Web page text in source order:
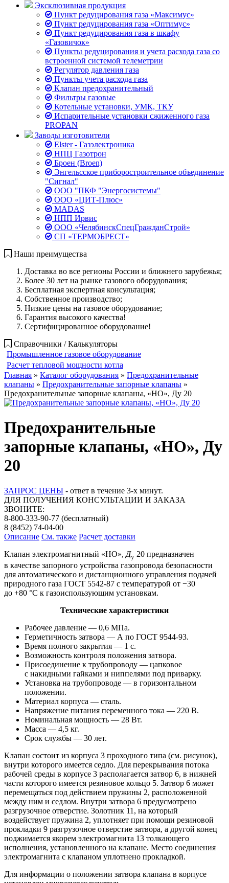
Эксклюзивная продукция
Пункт редуцирования газа «Максимус»
Пункт редуцирования газа «Оптимус»
Пункт редуцирования газа в шкафу
«Газовичок»
Пункты редуцирования и учета расхода газа со
встроенной системой телеметрии
Регулятор давления газа
Пункты учета расхода газа
Клапан предохранительный
Фильтры газовые
Котельные установки, УМК, ТКУ
Испарительные установки сжиженного газа
PROPAN
Заводы изготовители
Elster - Газэлектроника
НПЦ Газотрон
Броен (Broen)
Энгельсское приборостроительное объединение
"Сигнал"
ООО "ПКФ "Энергосистемы"
ООО «ЦИТ-Плюс»
MADAS
НПП Ирвис
ООО «ЧелябинскСпецГражданСтрой»
СП «ТЕРМОБРЕСТ»
Наши преимущества
Доставка во все регионы России и ближнего зарубежья;
Более 30 лет на рынке газового оборудования;
Бесплатная экспертная консультация;
Собственное производство;
Низкие цены на газовое оборудование;
Гарантия высокого качества!
Сертифицированное оборудование!
Справочники / Калькуляторы
Промышленное газовое оборудование
Расчет тепловой мощности котла
Главная » Каталог оборудования » Предохранительные
клапаны » Предохранительные запорные клапаны »
Предохранительные запорные клапаны, «НО», Ду 20
Предохранительные
запорные клапаны, «НО», Ду
20
ЗАПРОС ЦЕНЫ - ответ в течение 3-х минут.
ДЛЯ ПОЛУЧЕНИЯ КОНСУЛЬТАЦИИ И ЗАКАЗА
ЗВОНИТЕ:
8-800-333-90-77 (бесплатный)
8 (8452) 74-04-00
Описание См. также Расчет доставки
Клапан электромагнитный «НО», Ду 20 предназначен
в качестве запорного устройства газопровода безопасности
для автоматического и дистанционного управления подачей
природного газа ГОСТ 5542-87 с температурой от −30
до +80 °С к газоиспользующим установкам.
Технические характеристики
Рабочее давление — 0,6 МПа.
Герметичность затвора — А по ГОСТ 9544-93.
Время полного закрытия — 1 с.
Возможность контроля положения затвора.
Присоединение к трубопроводу — цапковое
с накидными гайками и ниппелями под приварку.
Установка на трубопроводе — в горизонтальном
положении.
Материал корпуса — сталь.
Напряжение питания переменного тока — 220 В.
Номинальная мощность — 28 Вт.
Масса — 4,5 кг.
Срок службы — 30 лет.
Клапан состоит из корпуса 3 проходного типа (см. рисунок),
внутри которого имеется седло. Для перекрывания потока
рабочей среды в корпусе 3 располагается затвор 6, в нижней
части которого имеется резиновое кольцо 5. Затвор 6 может
перемещаться под действием пружины 2, расположенной
между ним и седлом. Внутри затвора 6 предусмотрено
разгрузочное отверстие. Золотник 11, на который
воздействует пружина 2, уплотняет при помощи резиновой
прокладки 9 разгрузочное отверстие затвора, а другой конец
поджимается якорем электромагнита 13 толкающего
исполнения, установленного на клапане. Место соединения
электромагнита с клапаном уплотнено прокладкой.
Для информации о положении затвора клапана в корпусе